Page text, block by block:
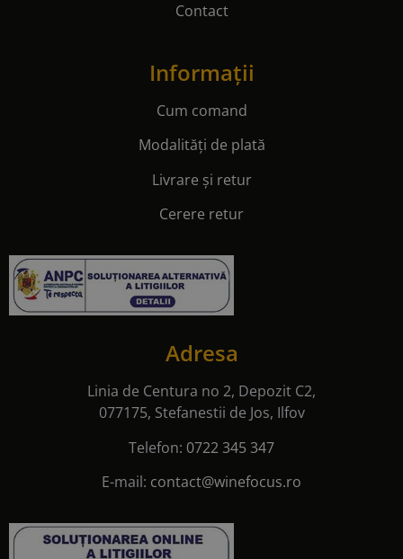
Contact
Informații
Cum comand
Modalități de plată
Livrare și retur
Cerere retur
Adresa
Linia de Centura no 2, Depozit C2,
077175, Stefanestii de Jos, Ilfov
Telefon: 0722 345 347
E-mail: contact@winefocus.ro